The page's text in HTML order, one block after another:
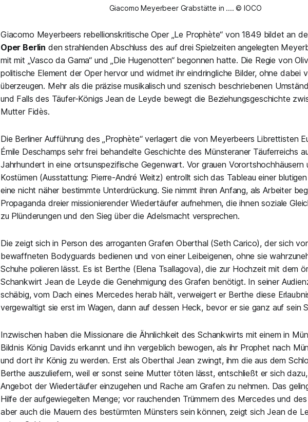
Giacomo Meyerbeer Grabstätte in .... © IOCO
Giacomo Meyerbeers rebellionskritische Oper „Le Prophète“ von 1849 bildet an
Oper Berlin den strahlenden Abschluss des auf drei Spielzeiten angelegten
mit mit „Vasco da Gama“ und „Die Hugenotten“begonnen hatte. Die Regie von
politische Element der Oper hervor und widmet ihr eindringliche Bilder, ohne dabei
überzeugen. Mehr als die präzise musikalisch und szenisch beschriebenen
und Falls des Täufer-Königs Jean de Leyde bewegt die Beziehungsgeschichte
Mutter Fidès.
Die Berliner Aufführung des „Prophète“verlagert die von Meyerbeers Librettisten
Émile Deschamps sehr frei behandelte Geschichte des Münsteraner Täuferreichs
Jahrhundert in eine ortsunspezifische Gegenwart. Vor grauen Vorortshochhäusern
Kostümen (Ausstattung: Pierre-André Weitz) entrollt sich das Tableau einer
eine nicht näher bestimmte Unterdrückung. Sie nimmt ihren Anfang, als Arbeiter
Propaganda dreier missionierender Wiedertäufer aufnehmen, die ihnen soziale
zu Plünderungen und den Sieg über die Adelsmacht versprechen.
Die zeigt sich in Person des arroganten Grafen Oberthal (Seth Carico), der sich
bewaffneten Bodyguards bedienen und von einer Leibeigenen, ohne sie
Schuhe polieren lässt. Es ist Berthe (Elena Tsallagova), die zur Hochzeit mit dem
Schankwirt Jean de Leyde die Genehmigung des Grafen benötigt. In seiner
schäbig, vom Dach eines Mercedes herab hält, verweigert er Berthe diese
vergewaltigt sie erst im Wagen, dann auf dessen Heck, bevor er sie ganz auf sein
Inzwischen haben die Missionare die Ähnlichkeit des Schankwirts mit einem in
Bildnis König Davids erkannt und ihn vergeblich bewogen, als ihr Prophet nach
und dort ihr König zu werden. Erst als Oberthal Jean zwingt, ihm die aus dem
Berthe auszuliefern, weil er sonst seine Mutter töten lässt, entschließt er sich
Angebot der Wiedertäufer einzugehen und Rache am Grafen zu nehmen. Das
Hilfe der aufgewiegelten Menge; vor rauchenden Trümmern des Mercedes und
aber auch die Mauern des bestürmten Münsters sein können, zeigt sich Jean de